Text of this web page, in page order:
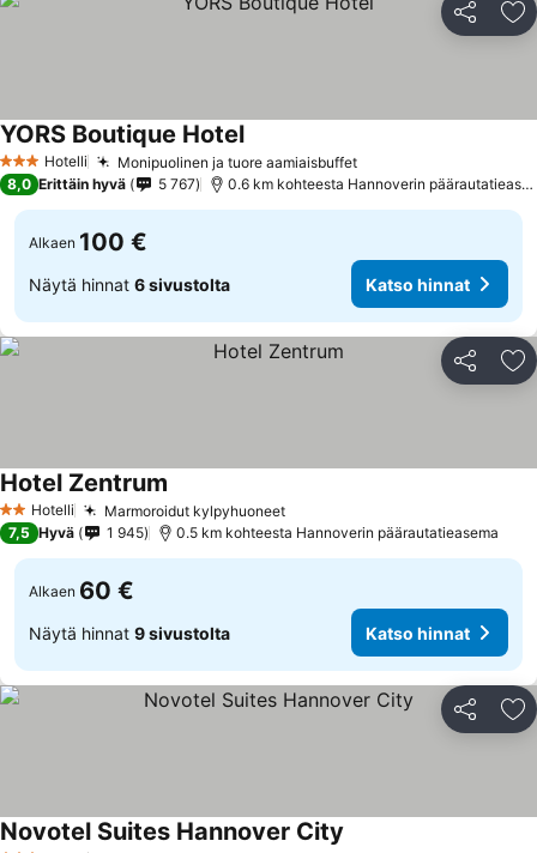
Jaa
3 Tähtiluokitus
Hotelli Monipuolinen ja tuore aamiaisbuffet
YORS Boutique Hotel
8,0 Erittäin hyvä 5 767 0.6 km kohteesta Hannoverin päärautatieasema
Alkaen 100 €
Näytä hinnat 6 sivustolta Katso hinnat
Jaa
2 Tähtiluokitus
Hotelli Marmoroidut kylpyhuoneet
Hotel Zentrum
7,5 Hyvä 1 945 0.5 km kohteesta Hannoverin päärautatieasema
Alkaen 60 €
Näytä hinnat 9 sivustolta Katso hinnat
Jaa
Novotel Suites Hannover City